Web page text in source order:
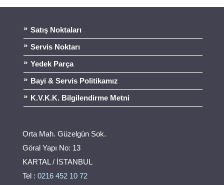
Satış Noktaları
Servis Noktarı
Yedek Parça
Bayi & Servis Politikamız
K.V.K.K. Bilgilendirme Metni
Orta Mah. Güzelgün Sok.
Göral Yapı No: 13
KARTAL / İSTANBUL
Tel : 0216 452 10 72